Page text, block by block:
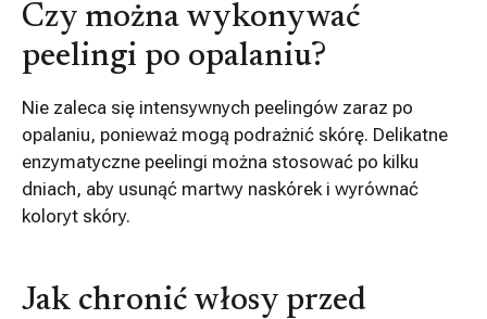
Czy można wykonywać
peelingi po opalaniu?
Nie zaleca się intensywnych peelingów zaraz po
opalaniu, ponieważ mogą podrażnić skórę. Delikatne
enzymatyczne peelingi można stosować po kilku
dniach, aby usunąć martwy naskórek i wyrównać
koloryt skóry.
Jak chronić włosy przed